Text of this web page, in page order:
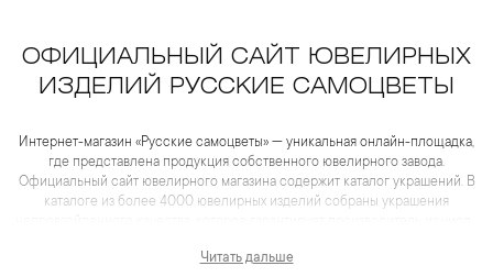
ОФИЦИАЛЬНЫЙ САЙТ ЮВЕЛИРНЫХ
ИЗДЕЛИЙ РУССКИЕ САМОЦВЕТЫ
Интернет-магазин «Русские самоцветы» — уникальная онлайн-площадка,
где представлена продукция собственного ювелирного завода.
Официальный сайт ювелирного магазина содержит каталог украшений. В
каталоге из более 4000 ювелирных изделий собраны украшения
качественные фотографии и видеоматериалы, но и
Читать дальше